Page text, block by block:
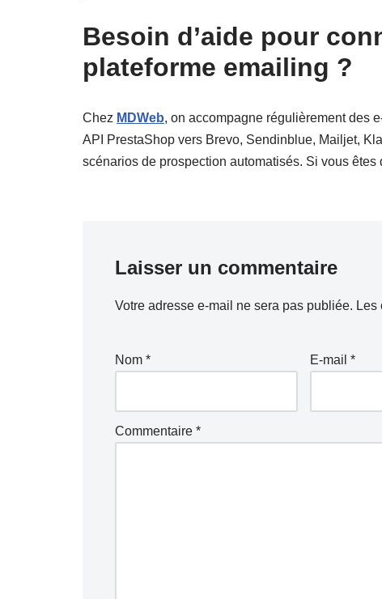
Besoin d’aide pour
plateforme emailing ?
Chez MDWeb, on accompagne régulièrement des
API PrestaShop vers Brevo, Sendinblue, Mailjet,
scénarios de prospection automatisés. Si vous êtes
Laisser un commentaire
Votre adresse e-mail ne sera pas publiée. Les
Nom * E-mail*
Commentaire *